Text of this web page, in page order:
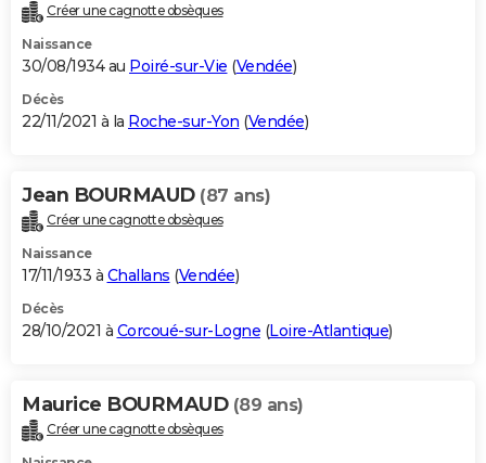
Créer une cagnotte obsèques
Naissance
30/08/1934 au Poiré-sur-Vie (Vendée)
Décès
22/11/2021 à la Roche-sur-Yon (Vendée)
Jean BOURMAUD (87 ans)
Créer une cagnotte obsèques
Naissance
17/11/1933 à Challans (Vendée)
Décès
28/10/2021 à Corcoué-sur-Logne (Loire-Atlantique)
Maurice BOURMAUD (89 ans)
Créer une cagnotte obsèques